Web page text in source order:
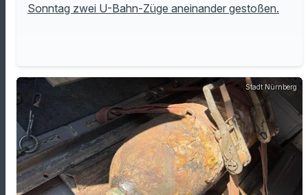
Sonntag zwei U-Bahn-Züge aneinander gestoßen.
Stadt Nürnberg